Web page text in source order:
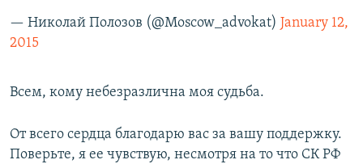
— Николай Полозов (@Moscow_advokat) January 12,
2015
Всем, кому небезразлична моя судьба.
От всего сердца благодарю вас за вашу поддержку.
Поверьте, я ее чувствую, несмотря на то что СК РФ